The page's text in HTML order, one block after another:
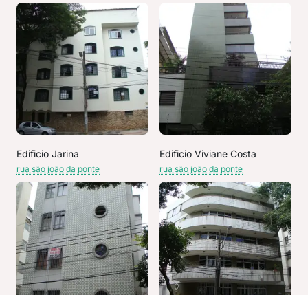
Edificio Jarina
rua são joão da ponte
Edificio Viviane Costa
rua são joão da ponte